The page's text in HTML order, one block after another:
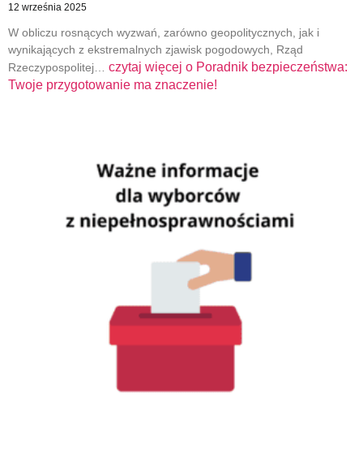
12 września 2025
W obliczu rosnących wyzwań, zarówno geopolitycznych, jak i
wynikających z ekstremalnych zjawisk pogodowych, Rząd
Rzeczypospolitej… czytaj więcej o Poradnik bezpieczeństwa:
Twoje przygotowanie ma znaczenie!